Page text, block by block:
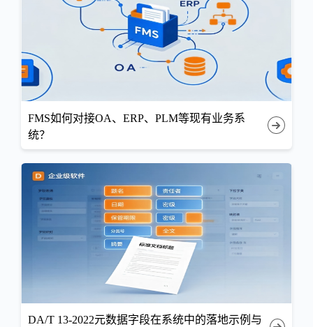
FMS如何对接OA、ERP、PLM等现有业务系
统？
DA/T 13-2022元数据字段在系统中的落地示例与